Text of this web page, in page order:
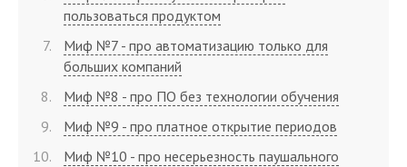
пользоваться продуктом
Миф №7 - про автоматизацию только для
больших компаний
Миф №8 - про ПО без технологии обучения
Миф №9 - про платное открытие периодов
Миф №10 - про несерьезность паушального